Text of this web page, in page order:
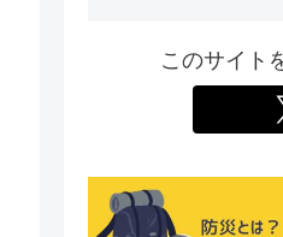
このサイト